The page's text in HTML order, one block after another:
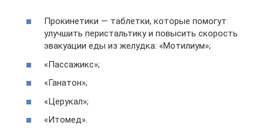
Прокинетики — таблетки, которые помогут
улучшить перистальтику и повысить скорость
эвакуации еды из желудка: «Мотилиум»;
«Пассажикс»;
«Ганатон»;
«Церукал»;
«Итомед».